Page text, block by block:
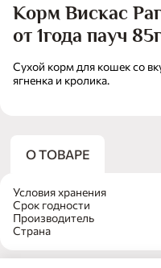
Корм Вискас
от 1года пауч 85г
Сухой корм для кошек со
ягненка и кролика.
О ТОВАРЕ
Условия хранения
Срок годности
Производитель
Страна